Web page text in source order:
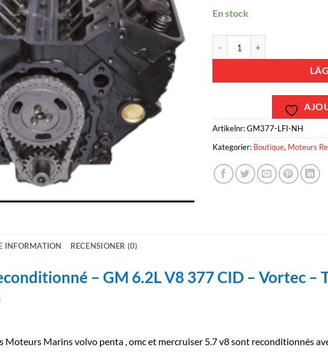
En stock
Artikelnr:GM377-LFI-NH
Kategorier: Boutique, Moteurs
INFORMATION RECENSIONER (0)
– GM 6.2L V8 377 CID – Vortec –
Moteurs Marins volvo penta , omc et mercruiser 5.7 v8 sont reconditionnés